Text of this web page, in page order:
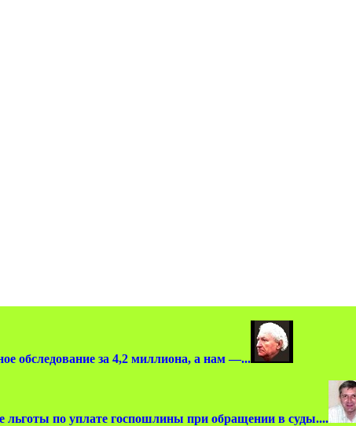
обследование за 4,2 миллиона, а нам —...
льготы по уплате госпошлины при обращении в суды....